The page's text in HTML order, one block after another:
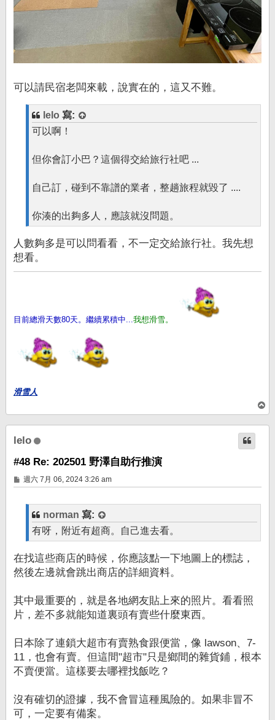
可以請民宿老闆來載，說實在的，這又不難。
lelo 寫:
可以啊！
但你會訂小巴？這個得交給旅行社吧 ...
自己訂，碰到不靠譜的業者，整趟旅程就毀了 ....
你湊的出夠多人，應該就沒問題。
人數夠多是可以問看看，不一定交給旅行社。我先想
想看。
目前總滑天數80天。繼續累積中...我想滑雪。
滑雪人
頂
端
lelo
#48 Re: 202501 野澤自助行推演
文
章
週六 7月 06, 2024 3:26 am
norman 寫:
有呀，附近有超商。自己進去看。
在找這些商店的時候，你應該點一下地圖上的標誌，
然後左邊就會跳出商店的詳細資料。
其中最重要的，就是各地網友貼上來的照片。看看照
片，差不多就能知道裏頭有賣些什麼東西。
日本除了連鎖大超市有賣熟食跟便當，像 lawson、7-
11，也會有賣。但這間"超市"只是鄉間的雜貨鋪，根本
不賣便當。這樣要去哪裡找飯吃？
沒有確切的證據，我不會冒這種風險的。如果非冒不
可，一定要有備案。